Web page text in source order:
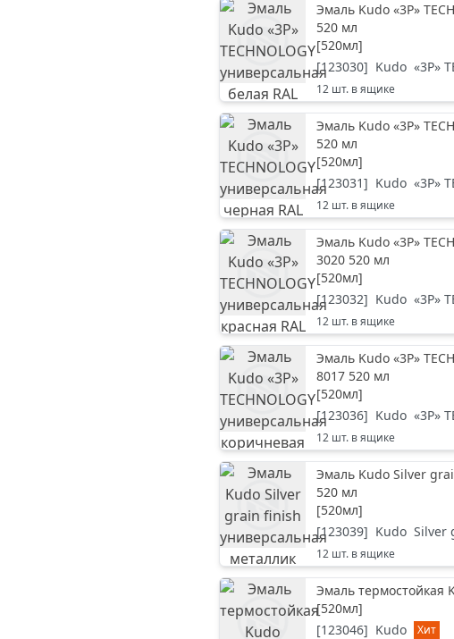
Эмаль Kudo «3P»
520 мл
[520мл]
[123030] Kudo «3P»
12 шт. в ящике
Эмаль Kudo «3P»
520 мл
[520мл]
[123031] Kudo «3P»
12 шт. в ящике
Эмаль Kudo «3P»
3020 520 мл
[520мл]
[123032] Kudo «3P»
12 шт. в ящике
Эмаль Kudo «3P»
8017 520 мл
[520мл]
[123036] Kudo «3P»
12 шт. в ящике
Эмаль Kudo Silver
520 мл
[520мл]
[123039] Kudo Silver
12 шт. в ящике
Эмаль термостойкая
[520мл]
[123046] Kudo
Хит